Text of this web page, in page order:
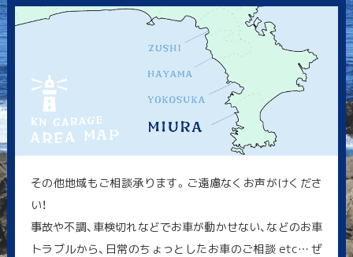
その他地域もご相談承ります。ご遠慮なくお声がけくださ
い！
事故や不調、車検切れなどでお車が動かせない、などのお車
トラブルから、日常のちょっとしたお車のご相談 etc… ぜ